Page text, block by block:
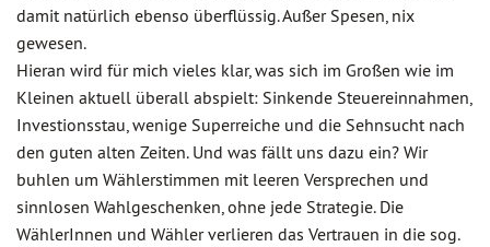
damit natürlich ebenso überflüssig. Außer Spesen, nix
gewesen.
Hieran wird für mich vieles klar, was sich im Großen wie im
Kleinen aktuell überall abspielt: Sinkende Steuereinnahmen,
Investionsstau, wenige Superreiche und die Sehnsucht nach
den guten alten Zeiten. Und was fällt uns dazu ein? Wir
buhlen um Wählerstimmen mit leeren Versprechen und
sinnlosen Wahlgeschenken, ohne jede Strategie. Die
WählerInnen und Wähler verlieren das Vertrauen in die sog.